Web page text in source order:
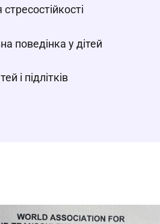
поведінка у дітей
і підлітків